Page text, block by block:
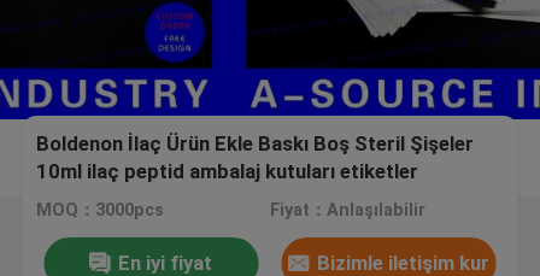
Boldenon İlaç Ürün Ekle Baskı Boş Steril Şişeler
10ml ilaç peptid ambalaj kutuları etiketler
MOQ：3000pcs Fiyat：Anlaşılabilir
En iyi fiyat Bizimle iletişim kur